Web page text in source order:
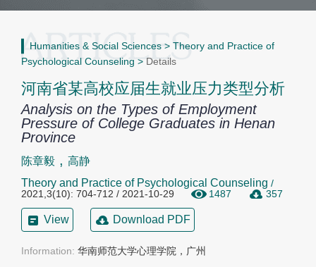
Humanities & Social Sciences > Theory and Practice of
Psychological Counseling > Details
河南省某高校应届生就业压力类型分析
Analysis on the Types of Employment
Pressure of College Graduates in Henan
Province
陈章毅 , 高静
Theory and Practice of Psychological Counseling /
2021,3(10): 704-712 / 2021-10-29
1487 357
View Download PDF
Information: 华南师范大学心理学院，广州